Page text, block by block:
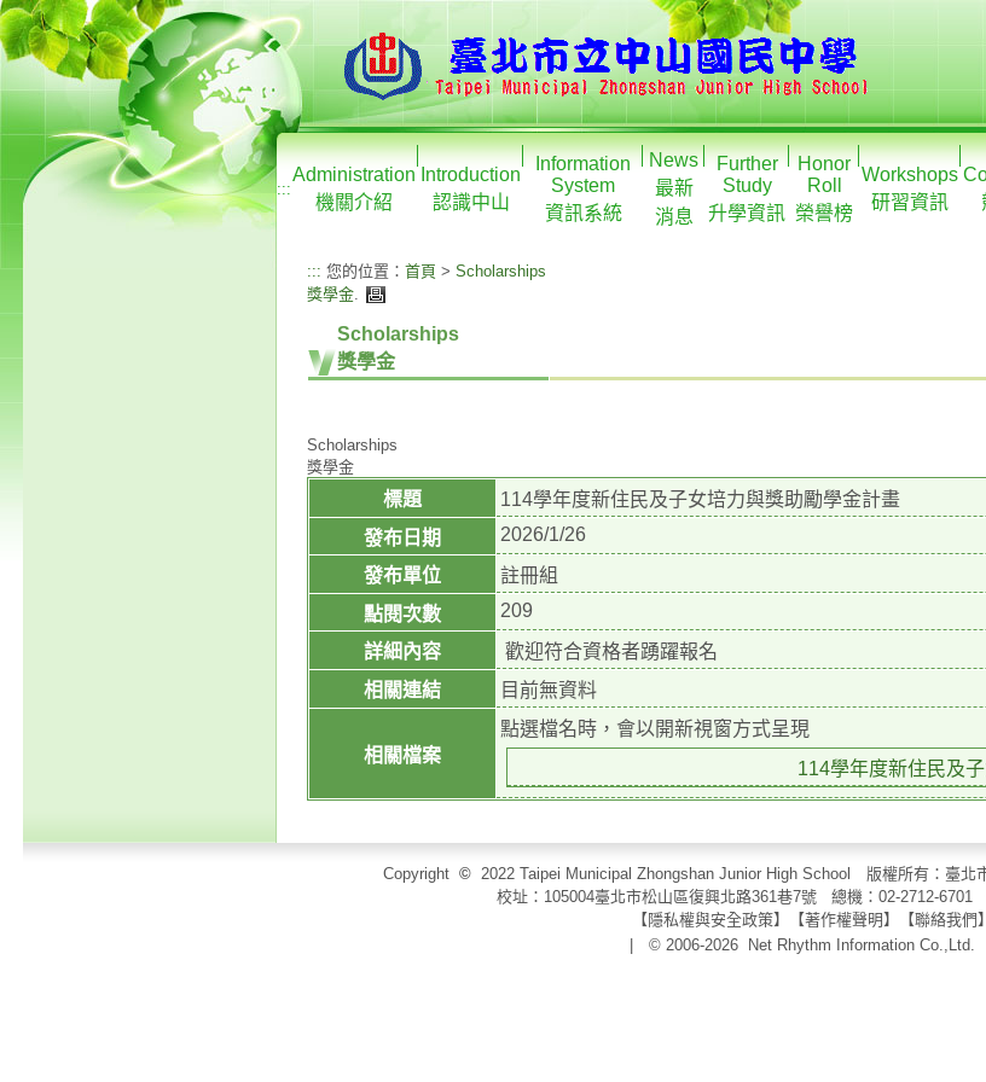
:::
Administration
機關介紹
Introduction
認識中山
Information
System
資訊系統
News
最新
消息
Further
Study
升學資訊
Honor
Roll
榮譽榜
Workshops
研習資訊
::: 您的位置： 首頁 > Scholarships
獎學金.
Scholarships
獎學金
Scholarships
獎學金
標題
114學年度新住民及子女培力與獎助勵學金計畫
發布日期
2026/1/26
發布單位
註冊組
點閱次數
209
詳細內容
歡迎符合資格者踴躍報名
相關連結
目前無資料
相關檔案
點選檔名時，會以開新視窗方式呈現
114學年度新住民及
Copyright © 2022 Taipei Municipal Zhongshan Junior High School 版權所有：臺
校址：105004臺北市松山區復興北路361巷7號 總機：02-2712-6701
【隱私權與安全政策】【著作權聲明 】 【聯絡我們 】
| © 2006-2026
Net Rhythm Information Co.,Ltd.